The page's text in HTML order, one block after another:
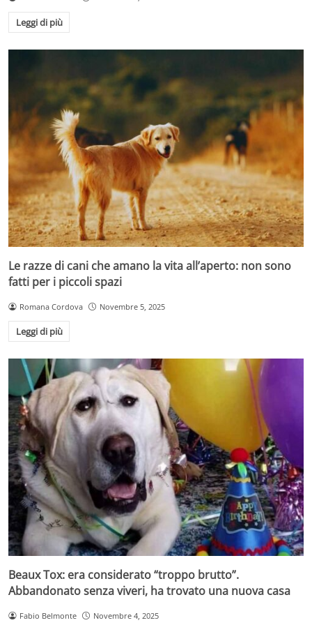
Leggi di più
Le razze di cani che amano la vita all’aperto: non sono
fatti per i piccoli spazi
Romana Cordova Novembre 5, 2025
Leggi di più
Beaux Tox: era considerato “troppo brutto”.
Abbandonato senza viveri, ha trovato una nuova casa
Fabio Belmonte Novembre 4, 2025